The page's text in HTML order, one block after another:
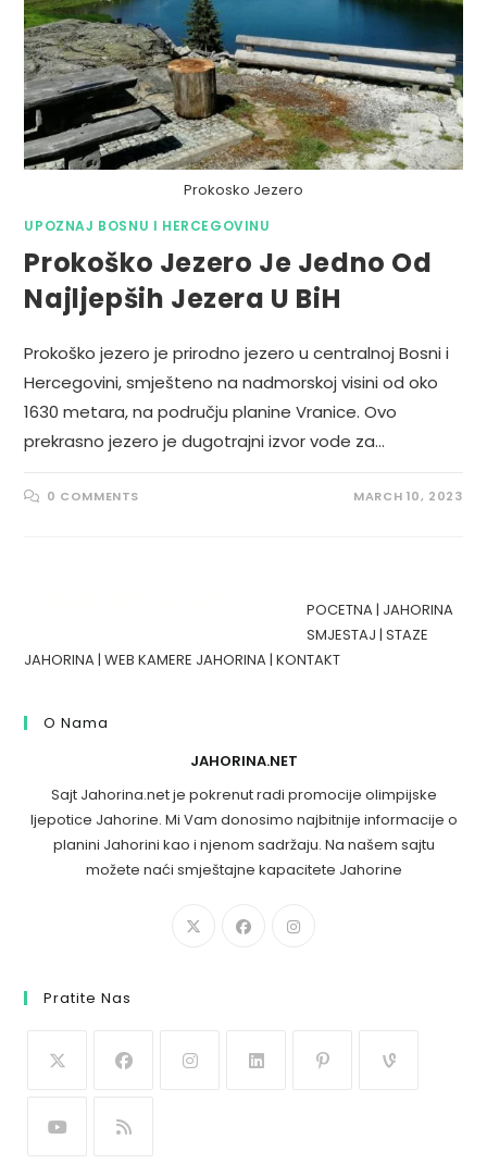
Prokosko Jezero
UPOZNAJ BOSNU I HERCEGOVINU
Prokoško Jezero Je Jedno Od
Najljepših Jezera U BiH
Prokoško jezero je prirodno jezero u centralnoj Bosni i
Hercegovini, smješteno na nadmorskoj visini od oko
1630 metara, na području planine Vranice. Ovo
prekrasno jezero je dugotrajni izvor vode za…
0 COMMENTS MARCH 10, 2023
POCETNA| JAHORINA
SMJESTAJ |STAZE
JAHORINA|WEB KAMERE JAHORINA|KONTAKT
O Nama
JAHORINA.NET
Sajt Jahorina.net je pokrenut radi promocije olimpijske
ljepotice Jahorine. Mi Vam donosimo najbitnije informacije o
planini Jahorini kao i njenom sadržaju. Na našem sajtu
možete naći smještajne kapacitete Jahorine
Pratite Nas